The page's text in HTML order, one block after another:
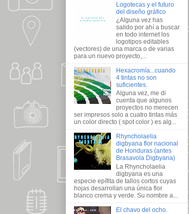
Logotecas y el futuro
del diseño gráfico
¿Alguna vez has
salido por ahí a buscar
en todo internet los
logotipos editables
(vectores) de una marca o de varias
para un nuevo proyecto,...
Hexacromía...cuando
4 tintas no son
suficientes.
Alguna vez, me di
cuenta que algunos
proyectos no merecen
ser impresos solo a cuatro tintas más
un color directo ( spot color ) es alg...
Rhyncholaelia
digbyana flor nacional
de Honduras (antes
Brasavola Digbyana)
La Rhyncholaelia
digbyana es una
especie epífita de tallos cortos cuyas
hojas desarrollan una única flor
blanco crema y verde. Su nombre a...
El chavo del ocho.